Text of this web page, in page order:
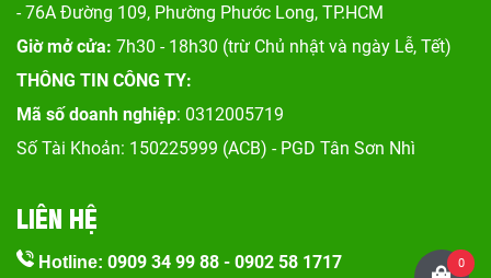
- 76A Đường 109, Phường Phước Long, TP.HCM
Giờ mở cửa: 7h30 - 18h30 (trừ Chủ nhật và ngày Lễ, Tết)
THÔNG TIN CÔNG TY:
Mã số doanh nghiệp: 0312005719
Số Tài Khoản: 150225999 (ACB) - PGD Tân Sơn Nhì
LIÊN HỆ
Hotline: 0909 34 99 88 - 0902 58 1717 0